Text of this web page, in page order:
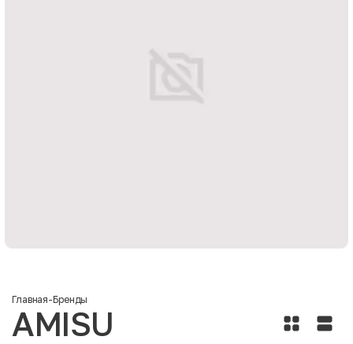
Главная-Бренды
AMISU